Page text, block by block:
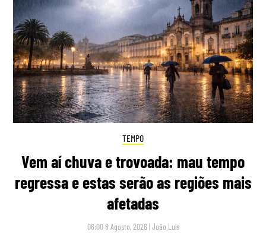
TEMPO
Vem aí chuva e trovoada: mau tempo
regressa e estas serão as regiões mais
afetadas
06:00 8 Agosto, 2026 |João Luís